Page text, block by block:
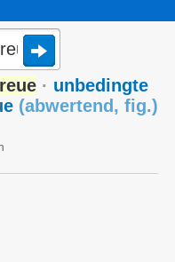
· unbedingte
(abwertend , fig.)